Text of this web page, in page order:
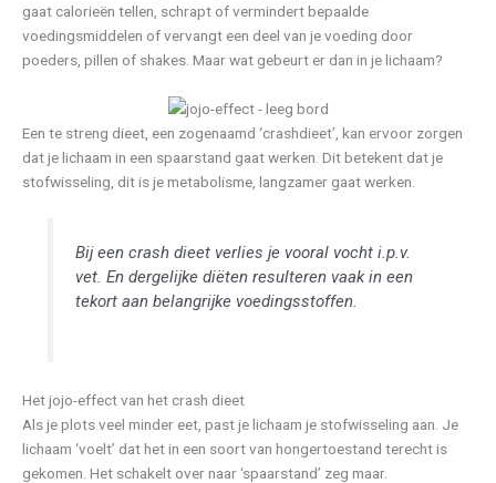
gaat calorieën tellen, schrapt of vermindert bepaalde
voedingsmiddelen of vervangt een deel van je voeding door
poeders, pillen of shakes. Maar wat gebeurt er dan in je lichaam?
Een te streng dieet, een zogenaamd ‘crashdieet’, kan ervoor zorgen
dat je lichaam in een spaarstand gaat werken. Dit betekent dat je
stofwisseling, dit is je metabolisme, langzamer gaat werken.
Bij een crash dieet verlies je vooral vocht i.p.v.
vet. En dergelijke diëten resulteren vaak in een
tekort aan belangrijke voedingsstoffen.
Het jojo-effect van het crash dieet
Als je plots veel minder eet, past je lichaam je stofwisseling aan. Je
lichaam ‘voelt’ dat het in een soort van hongertoestand terecht is
gekomen. Het schakelt over naar ‘spaarstand’ zeg maar.